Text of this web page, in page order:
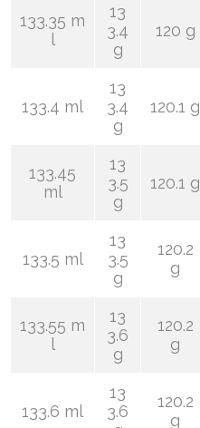
133.35 m
l
13
3.4
g
120 g
133.4 ml
13
3.4
g
120.1 g
133.45
ml
13
3.5
g
120.1 g
133.5 ml
13
3.5
g
120.2
g
133.55 m
l
13
3.6
g
120.2
g
133.6 ml
13
3.6
120.2
g